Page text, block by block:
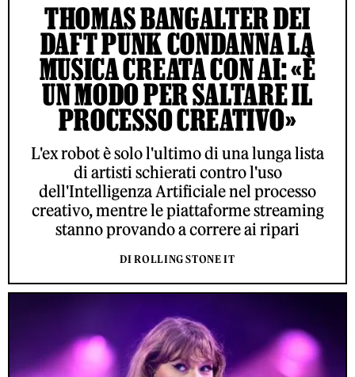
THOMAS BANGALTER DEI
DAFT PUNK CONDANNA LA
MUSICA CREATA CON AI: «È
UN MODO PER SALTARE IL
PROCESSO CREATIVO»
L'ex robot è solo l'ultimo di una lunga lista
di artisti schierati contro l'uso
dell'Intelligenza Artificiale nel processo
creativo, mentre le piattaforme streaming
stanno provando a correre ai ripari
DI ROLLING STONE IT